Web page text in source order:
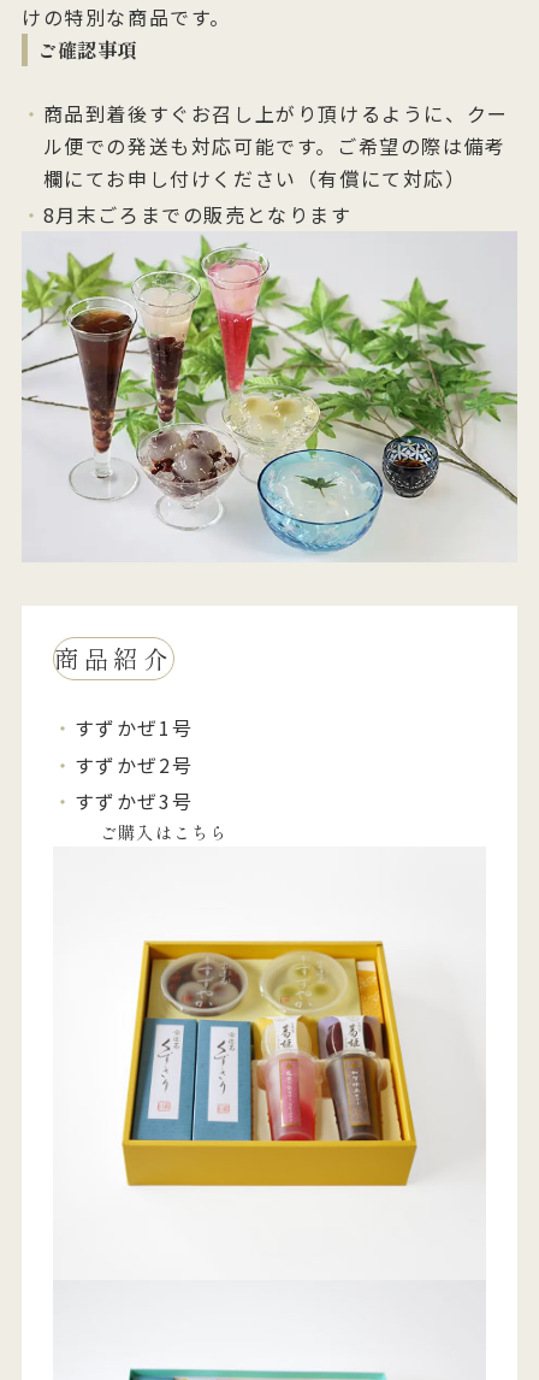
けの特別な商品です。
ご確認事項
商品到着後すぐお召し上がり頂けるように、クー
ル便での発送も対応可能です。ご希望の際は備考
欄にてお申し付けください（有償にて対応）
8月末ごろまでの販売となります
商品紹介
すずかぜ1号
すずかぜ2号
すずかぜ3号
ご購入はこちら